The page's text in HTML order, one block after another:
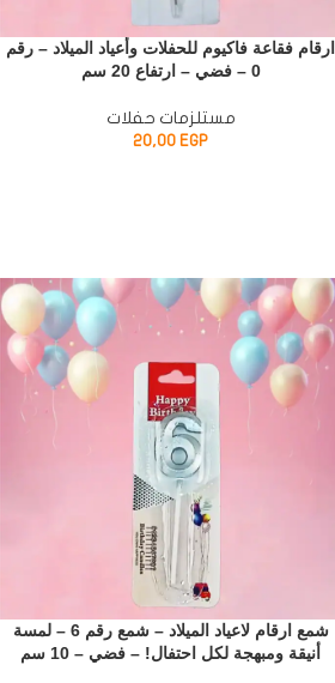
ارقام فقاعة فاكيوم للحفلات وأعياد الميلاد – رقم
0 – فضي – ارتفاع 20 سم
مستلزمات حفلات
20,00EGP
شمع ارقام لاعياد الميلاد – شمع رقم 6 – لمسة
أنيقة ومبهجة لكل احتفال! – فضي – 10 سم